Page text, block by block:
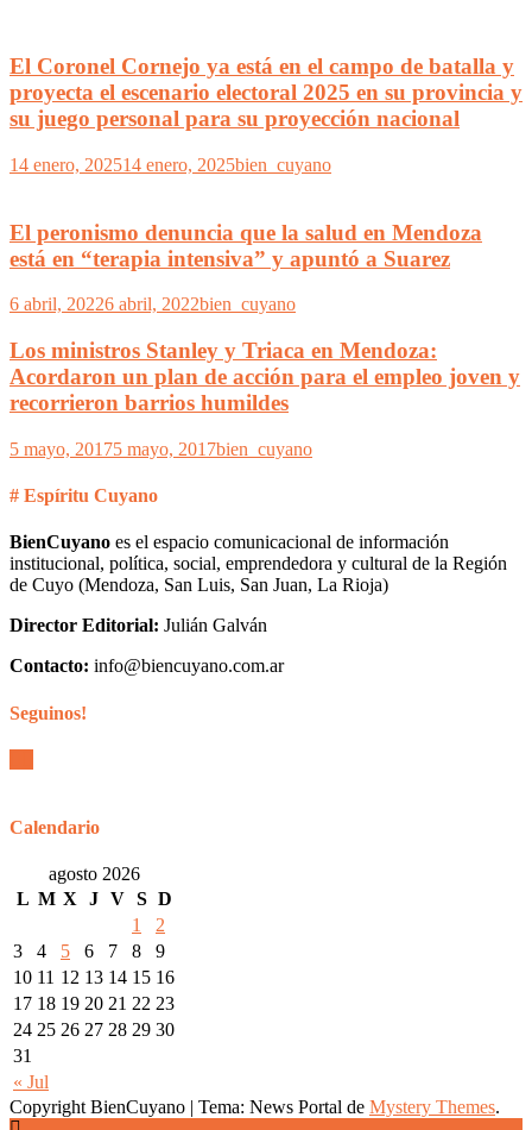
El Coronel Cornejo ya está en el campo de batalla y
proyecta el escenario electoral 2025 en su provincia y
su juego personal para su proyección nacional
14 enero, 202514 enero, 2025bien_cuyano
El peronismo denuncia que la salud en Mendoza
está en “terapia intensiva” y apuntó a Suarez
6 abril, 20226 abril, 2022bien_cuyano
Los ministros Stanley y Triaca en Mendoza:
Acordaron un plan de acción para el empleo joven y
recorrieron barrios humildes
5 mayo, 20175 mayo, 2017bien_cuyano
# Espíritu Cuyano
BienCuyano es el espacio comunicacional de información
institucional, política, social, emprendedora y cultural de la Región
de Cuyo (Mendoza, San Luis, San Juan, La Rioja)
Director Editorial: Julián Galván
Contacto: info@biencuyano.com.ar
Seguinos!
Calendario
agosto 2026
L M X J V S D
« Jul
1
2
3
4 5 6 7 8
9
10 11 12 13 14 15 16
17 18 19 20 21 22 23
24 25 26 27 28 29 30
31
Copyright BienCuyano | Tema: News Portal de Mystery Themes.